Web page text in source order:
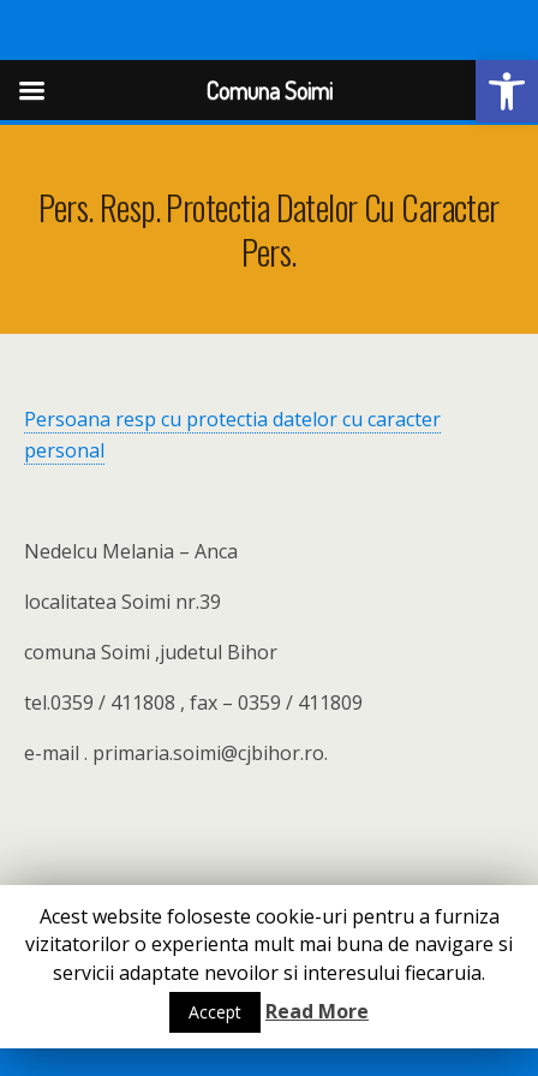
Comuna Soimi
Pers. Resp. Protectia Datelor Cu Caracter
Pers.
Persoana resp cu protectia datelor cu caracter
personal
Nedelcu Melania – Anca
localitatea Soimi nr.39
comuna Soimi ,judetul Bihor
tel.0359 / 411808 , fax – 0359 / 411809
e-mail . primaria.soimi@cjbihor.ro.
Back to top
Mobile Desktop
Acest website foloseste cookie-uri pentru a furniza
vizitatorilor o experienta mult mai buna de navigare si
servicii adaptate nevoilor si interesului fiecaruia.
Accept Read More
Comuna Soimi